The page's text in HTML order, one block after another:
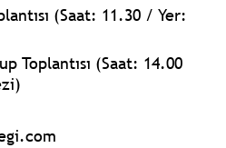
(Saat: 11.30 / Yer:
Toplantısı (Saat: 14.00